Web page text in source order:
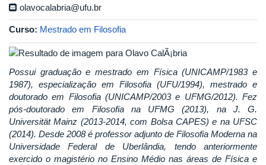
olavocalabria@ufu.br
Curso: Mestrado em Filosofia
Possui graduação e mestrado em Física (UNICAMP/1983 e
1987), especialização em Filosofia (UFU/1994), mestrado e
doutorado em Filosofia (UNICAMP/2003 e UFMG/2012). Fez
pós-doutorado em Filosofia na UFMG (2013), na J. G.
Universität Mainz (2013-2014, com Bolsa CAPES) e na UFSC
(2014). Desde 2008 é professor adjunto de Filosofia Moderna na
Universidade Federal de Uberlândia, tendo anteriormente
exercido o magistério no Ensino Médio nas áreas de Física e